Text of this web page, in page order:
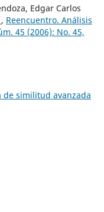
Edgar Carlos
, Reencuentro. Análisis
45 (2006): No. 45,
similitud avanzada